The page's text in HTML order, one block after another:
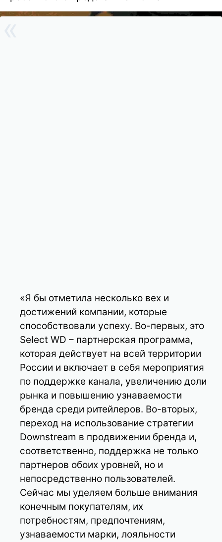
«Я бы отметила несколько вех и
достижений компании, которые
способствовали успеху. Во-первых, это
Select WD – партнерская программа,
которая действует на всей территории
России и включает в себя мероприятия
по поддержке канала, увеличению доли
рынка и повышению узнаваемости
бренда среди ритейлеров. Во-вторых,
переход на использование стратегии
Downstream в продвижении бренда и,
соответственно, поддержка не только
партнеров обоих уровней, но и
непосредственно пользователей.
Сейчас мы уделяем больше внимания
конечным покупателям, их
потребностям, предпочтениям,
узнаваемости марки, лояльности